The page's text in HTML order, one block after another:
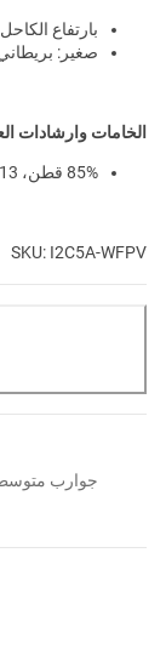
بارتفاع الكاحل
صغير: بريطاني 3-5. متوسط: بريطاني 6-8. كبير: بريطاني
الخامات وارشادات
85% قطن، 13% نايلون، 2% إيلاستان
SKU: I2C5A-WFPV
جوارب